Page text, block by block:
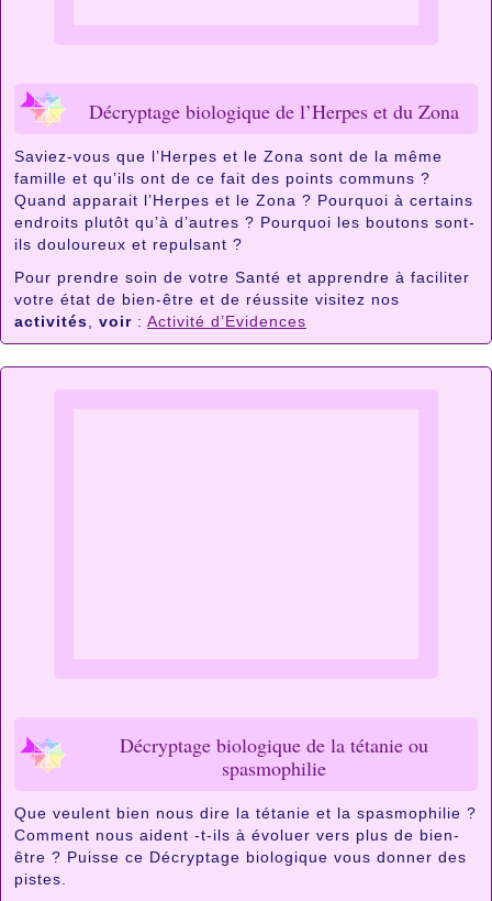
Décryptage biologique de l’Herpes et du Zona
Saviez-vous que l’Herpes et le Zona sont de la même
famille et qu’ils ont de ce fait des points communs ?
Quand apparait l’Herpes et le Zona ? Pourquoi à certains
endroits plutôt qu’à d’autres ? Pourquoi les boutons sont-
ils douloureux et repulsant ?
Pour prendre soin de votre Santé et apprendre à faciliter
votre état de bien-être et de réussite visitez nos
activités
voir : Activité d’Evidences
Décryptage biologique de la tétanie ou
spasmophilie
Que veulent bien nous dire la tétanie et la spasmophilie ?
Comment nous aident -t-ils à évoluer vers plus de bien-
être ? Puisse ce Décryptage biologique vous donner des
pistes.